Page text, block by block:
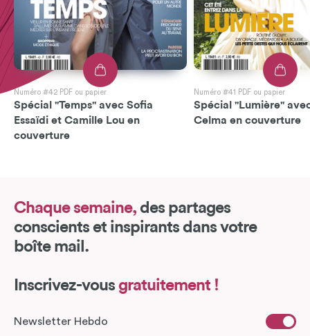
Numéro #42 PDF ou papier
Spécial "Temps" avec Sofia
Essaïdi et Camille Lou en
couverture
Numéro #41 PDF ou papier
Spécial "Lumière"
Celma en couverture
Chaque semaine, des partages
conscients et inspirants dans votre
boîte mail.
Inscrivez-vous gratuitement !
Newsletter Hebdo